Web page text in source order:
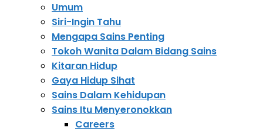
Umum
Siri-Ingin Tahu
Mengapa Sains Penting
Tokoh Wanita Dalam Bidang Sains
Kitaran Hidup
Gaya Hidup Sihat
Sains Dalam Kehidupan
Sains Itu Menyeronokkan
Careers